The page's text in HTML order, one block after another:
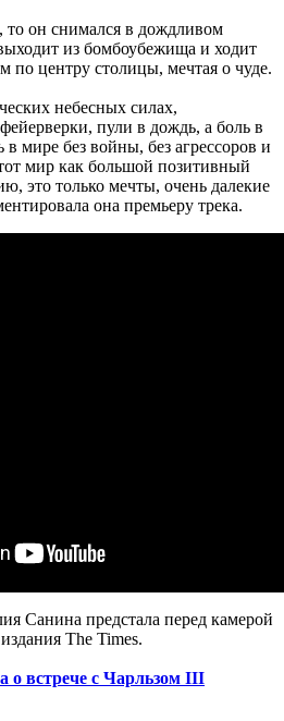
то он снимался в дождливом
из бомбоубежища и ходит
по центру столицы, мечтая о чуде.
небесных силах,
пули в дождь, а боль в
мире без войны, без агрессоров и
мир как большой позитивный
это только мечты, очень далекие
она премьеру трека.
Санина предстала перед камерой
издания The Times.
встрече с Чарльзом ІІІ